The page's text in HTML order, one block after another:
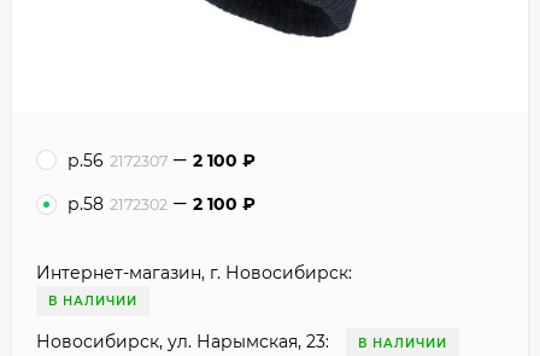
р.56 2172307 2 100 ₽
р.58 2172302 2 100 ₽
Интернет-магазин, г. Новосибирск:
В НАЛИЧИИ
Новосибирск, ул. Нарымская, 23: В НАЛИЧИИ